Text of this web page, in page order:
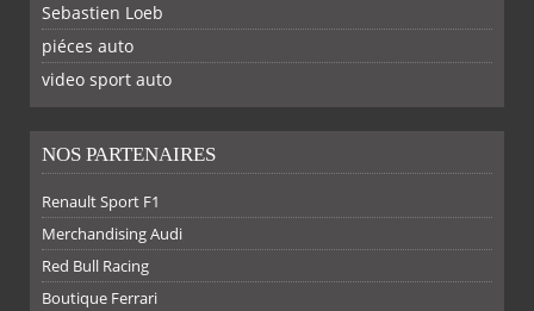
SUR SUR SUR SUR
FACEBOOKTWITTER
Sebastien Loeb
piéces auto
video sport auto
NOS PARTENAIRES
Renault Sport F1
Merchandising Audi
Red Bull Racing
Boutique Ferrari